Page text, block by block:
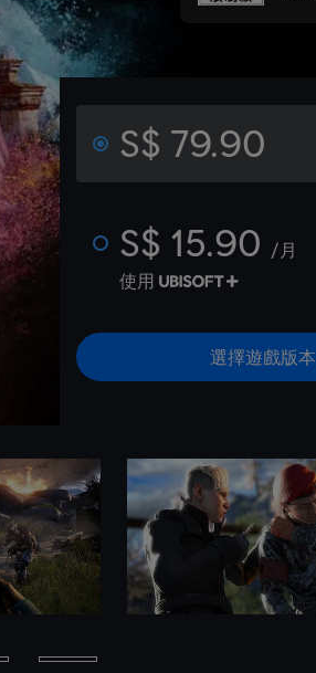
S$ 79.90
S$ 15.90 /月
使用
選擇遊戲版本